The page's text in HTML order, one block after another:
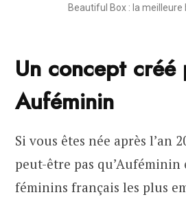
Beautiful Box : la meilleure
Un concept créé
Auféminin
Si vous êtes née après l’an
peut-être pas qu’Auféminin
féminins français les plus